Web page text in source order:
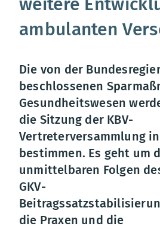
ambulanten
Die von der
beschlossenen
Gesundheitswesen
die Sitzung der KBV-
Vertreterversammlung
bestimmen. Es geht um
unmittelbaren Folgen
GKV-
die Praxen und die